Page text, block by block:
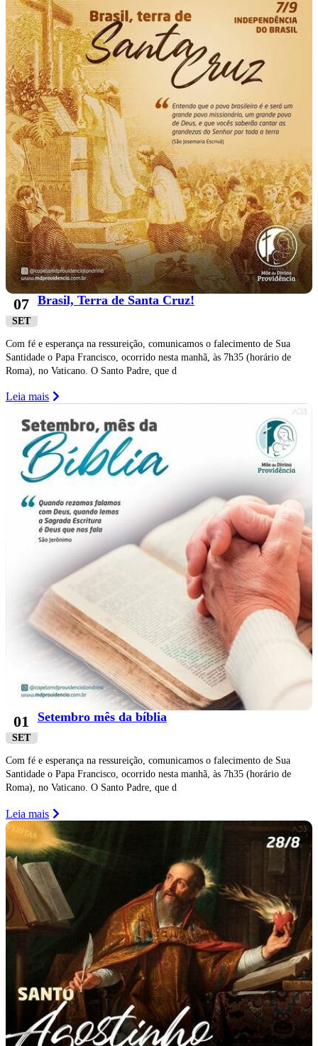
07
SET
Brasil, Terra de Santa Cruz!
Com fé e esperança na ressureição, comunicamos o falecimento de Sua
Santidade o Papa Francisco, ocorrido nesta manhã, às 7h35 (horário de
Roma), no Vaticano. O Santo Padre, que d
Leia mais
01
SET
Setembro mês da bíblia
Com fé e esperança na ressureição, comunicamos o falecimento de Sua
Santidade o Papa Francisco, ocorrido nesta manhã, às 7h35 (horário de
Roma), no Vaticano. O Santo Padre, que d
Leia mais